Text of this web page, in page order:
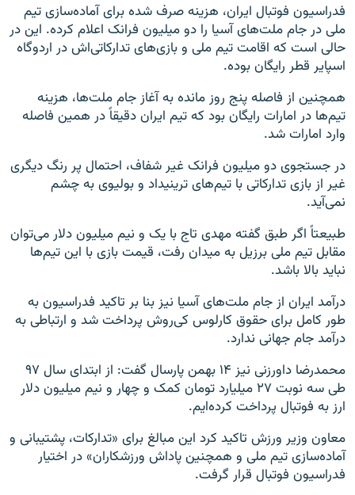
فدراسیون فوتبال ایران، هزینه صرف شده برای آماده‌سازی تیم
ملی در جام ملت‌های آسیا را دو میلیون فرانک اعلام کرده. این در
حالی است که اقامت تیم ملی و بازی‌های تدارکاتی‌اش در اردوگاه
اسپایر قطر رایگان بوده.
همچنین از فاصله پنج روز مانده به آغاز جام ملت‌ها، هزینه
تیم‌ها در امارات رایگان بود که تیم ایران دقیقاً در همین فاصله
وارد امارات شد.
در جستجوی دو میلیون فرانک غیر شفاف، احتمال پر رنگ دیگری
غیر از بازی تدارکاتی با تیم‌های ترینیداد و بولیوی به چشم
نمی‌آید.
طبیعتاً اگر طبق گفته مهدی تاج با یک و نیم میلیون دلار می‌توان
مقابل تیم ملی برزیل به میدان رفت، قیمت بازی با این تیم‌ها
نباید بالا باشد.
درآمد ایران از جام ملت‌های آسیا نیز بنا بر تاکید فدراسیون به
طور کامل برای حقوق کارلوس کی‌روش پرداخت شد و ارتباطی به
درآمد جام جهانی ندارد.
محمدرضا داورزنی نیز ۱۴ بهمن پارسال گفت: از ابتدای سال ۹۷
طی سه نوبت ۲۷ میلیارد تومان کمک و چهار و نیم میلیون دلار
ارز به فوتبال پرداخت کرده‌ایم.
معاون وزیر ورزش تاکید کرد این مبالغ برای «تدارکات، پشتیبانی و
آماده‌سازی تیم ملی و همچنین پاداش ورزشکاران» در اختیار
فدراسیون فوتبال قرار گرفت.